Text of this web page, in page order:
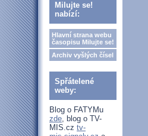
Milujte se!
nabízí:
Hlavní strana webu
časopisu Milujte se!
Archiv vyšlých čísel
Spřátelené
weby:
Blog o FATYMu
zde, blog o TV-
MIS.cz tv-